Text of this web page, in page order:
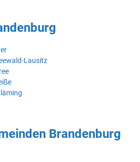
Lausitz
Brandenburg